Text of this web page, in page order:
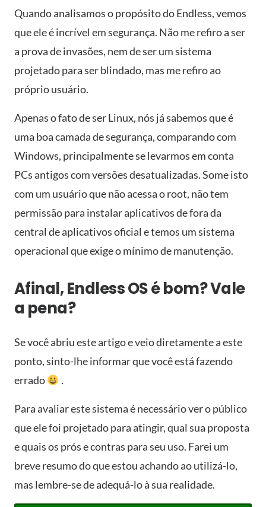
Quando analisamos o propósito do Endless, vemos
que ele é incrível em segurança. Não me refiro a ser
a prova de invasões, nem de ser um sistema
projetado para ser blindado, mas me refiro ao
próprio usuário.
Apenas o fato de ser Linux, nós já sabemos que é
uma boa camada de segurança, comparando com
Windows, principalmente se levarmos em conta
PCs antigos com versões desatualizadas. Some isto
com um usuário que não acessa o root, não tem
permissão para instalar aplicativos de fora da
central de aplicativos oficial e temos um sistema
operacional que exige o mínimo de manutenção.
Afinal, Endless OS é bom? Vale
a pena?
Se você abriu este artigo e veio diretamente a este
ponto, sinto-lhe informar que você está fazendo
errado
.
Para avaliar este sistema é necessário ver o público
que ele foi projetado para atingir, qual sua proposta
e quais os prós e contras para seu uso. Farei um
breve resumo do que estou achando ao utilizá-lo,
mas lembre-se de adequá-lo à sua realidade.